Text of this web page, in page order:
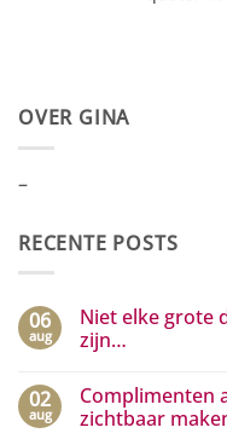
OVER GINA
–
RECENTE POSTS
06
aug
Niet elke grote
zijn…
op
Niet
elke
02
aug
Complimenten
zichtbaar